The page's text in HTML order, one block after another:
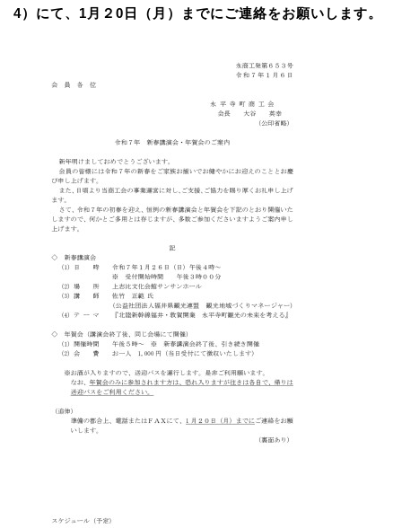
4）にて、1月２0日（月）までにご連絡をお願いします。